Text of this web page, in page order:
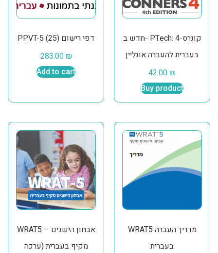
PPVT-5 דפי רישום (25)
283.00 ₪
Add to cart
חדש ב- PTech: קונרס-4
בעברית להעברה אונליין
42.00 ₪
Buy product
WRAT5 – אבחון הישגים
מקיף בעברית (ערכה
WRAT5 מדריך העברה
בעברית